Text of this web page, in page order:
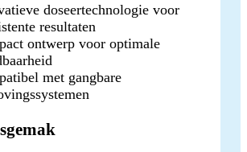
doseertechnologie voor
resultaten
ontwerp voor optimale
met gangbare